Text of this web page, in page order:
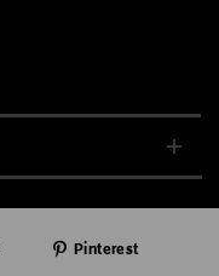
Pinterest